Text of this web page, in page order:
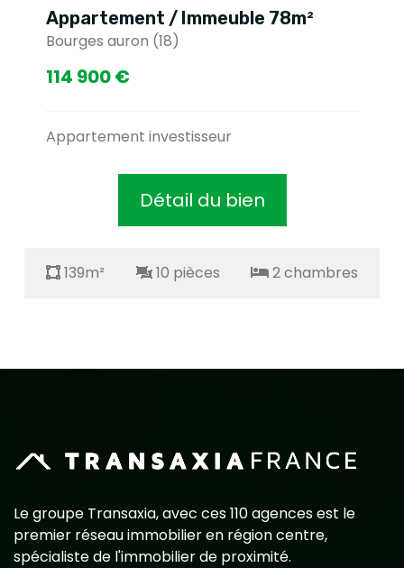
Appartement / Immeuble 78m²
Bourges auron (18)
114 900 €
Appartement investisseur
Détail du bien
139m² 10 pièces 2 chambres
Le groupe Transaxia, avec ces 110 agences est le
premier réseau immobilier en région centre,
spécialiste de l'immobilier de proximité.